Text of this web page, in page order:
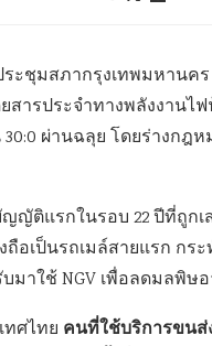
ชุมสภากรุงเทพมหานคร
ารประจำทางพลังงานไ
ผ่านฉลุย โดยร่างก
แรกในรอบ 22 ปีที่ถูกเ
อเป็นรถเมล์สายแรก กร
มาใช้ NGV เพื่อลดมลพิษ
ทศไทย คนที่ใช้บริการขนส่